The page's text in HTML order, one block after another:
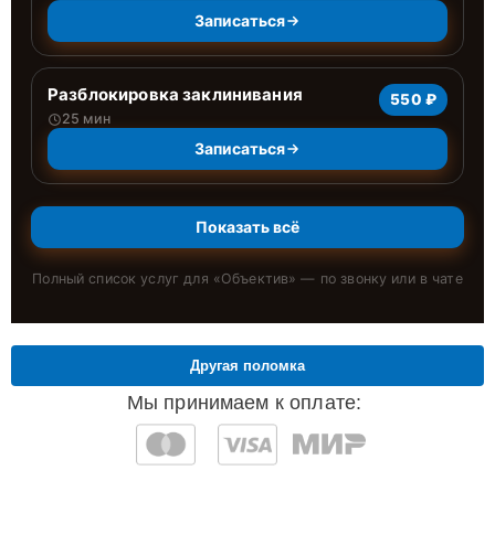
Записаться
Разблокировка заклинивания
25 мин
550 ₽
Записаться
Показать всё
Полный список услуг для «Объектив» — по звонку или в чате
Мы принимаем к оплате:
Другая поломка